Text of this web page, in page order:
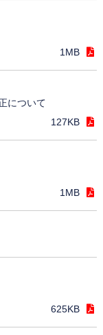
1MB
について
127KB
1MB
625KB